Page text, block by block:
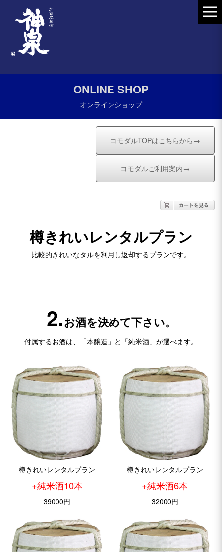
ONLINE SHOP
オンラインショップ
コモダルTOPはこちらから→
コモダルご利用案内→
樽きれいレンタルプラン
比較的きれいなタルを利用し返却するプランです。
2.お酒を決めて下さい。
付属するお酒は、「本醸造」と「純米酒」が選べます。
樽きれいレンタルプラン
+純米酒10本
39000円
樽きれいレンタルプラン
+純米酒6本
32000円